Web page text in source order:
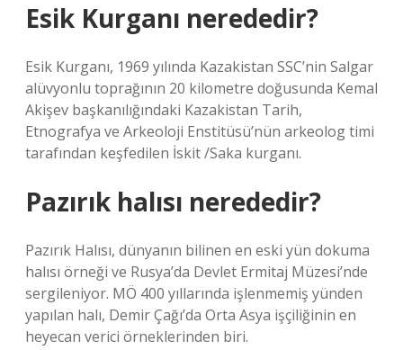
Esik Kurganı nerededir?
Esik Kurganı, 1969 yılında Kazakistan SSC’nin Salgar
alüvyonlu toprağının 20 kilometre doğusunda Kemal
Akişev başkanılığındaki Kazakistan Tarih,
Etnografya ve Arkeoloji Enstitüsü’nün arkeolog timi
tarafından keşfedilen İskit /Saka kurganı.
Pazırık halısı nerededir?
Pazırık Halısı, dünyanın bilinen en eski yün dokuma
halısı örneği ve Rusya’da Devlet Ermitaj Müzesi’nde
sergileniyor. MÖ 400 yıllarında işlenmemiş yünden
yapılan halı, Demir Çağı’da Orta Asya işçiliğinin en
heyecan verici örneklerinden biri.